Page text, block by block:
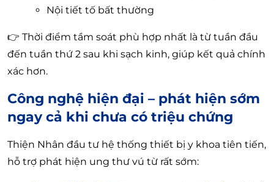
Nội tiết tố bất thường
👉 Thời điểm tầm soát phù hợp nhất là từ tuần đầu
đến tuần thứ 2 sau khi sạch kinh, giúp kết quả chính
xác hơn.
Công nghệ hiện đại – phát hiện sớm
ngay cả khi chưa có triệu chứng
Thiện Nhân đầu tư hệ thống thiết bị y khoa tiên tiến,
hỗ trợ phát hiện ung thư vú từ rất sớm: